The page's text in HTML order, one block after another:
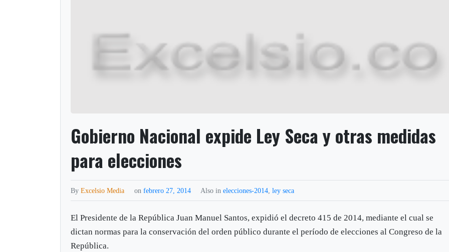
Gobierno Nacional expide Ley Seca y otras medidas
para elecciones
ByExcelsio Media onfebrero 27, 2014 Also inelecciones-2014 ,ley seca
El Presidente de la República Juan Manuel Santos, expidió el decreto 415 de 2014, mediante el cual se
dictan normas para la conservación del orden público durante el período de elecciones al Congreso de la
República.